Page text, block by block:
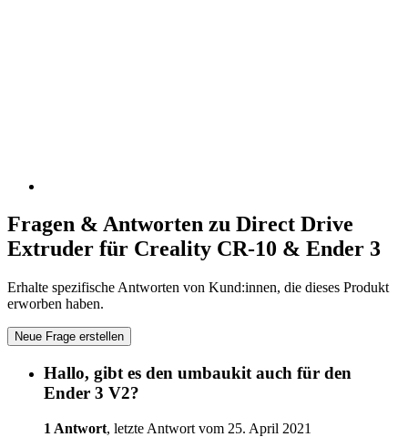
Fragen & Antworten zu Direct Drive
Extruder für Creality CR-10 & Ender 3
Erhalte spezifische Antworten von Kund:innen, die dieses Produkt
erworben haben.
Neue Frage erstellen
Hallo, gibt es den umbaukit auch für den
Ender 3 V2?
1 Antwort, letzte Antwort vom 25. April 2021